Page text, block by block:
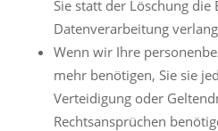
Sie statt der Löschung die
Datenverarbeitung
Wenn wir Ihre
mehr benötigen, Sie sie
Verteidigung oder
Rechtsansprüchen